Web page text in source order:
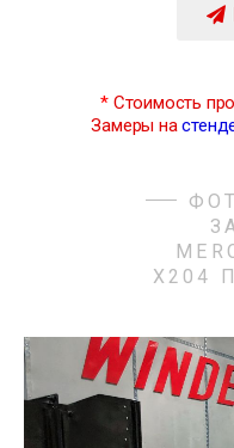
* Стоимость
Замеры на
X204